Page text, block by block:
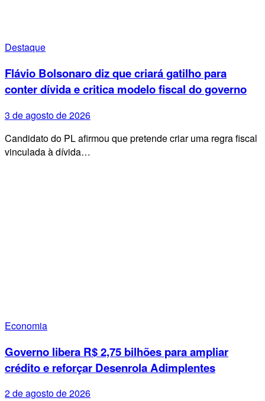
Destaque
Flávio Bolsonaro diz que criará gatilho para
conter dívida e critica modelo fiscal do governo
3 de agosto de 2026
Candidato do PL afirmou que pretende criar uma regra fiscal
vinculada à dívida…
Economia
Governo libera R$ 2,75 bilhões para ampliar
crédito e reforçar Desenrola Adimplentes
2 de agosto de 2026